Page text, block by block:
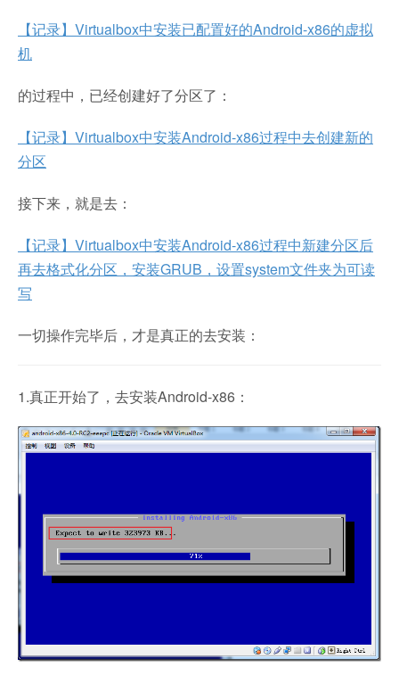
【记录】Virtualbox中安装已配置好的Android-x86的虚拟
机
的过程中，已经创建好了分区了：
【记录】Virtualbox中安装Android-x86过程中去创建新的
分区
接下来，就是去：
【记录】Virtualbox中安装Android-x86过程中新建分区后
再去格式化分区，安装GRUB，设置system文件夹为可读
写
一切操作完毕后，才是真正的去安装：
1.真正开始了，去安装Android-x86：